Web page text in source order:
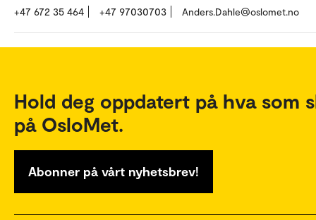
+47 672 35 464 +47 97030703 Anders.Dahle@oslomet.no
Hold deg oppdatert på hva som
på OsloMet.
Abonner på vårt nyhetsbrev!